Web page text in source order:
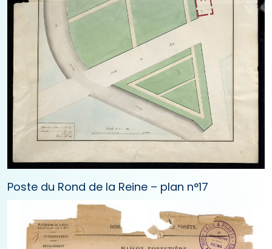
Poste du Rond de la Reine – plan n°17